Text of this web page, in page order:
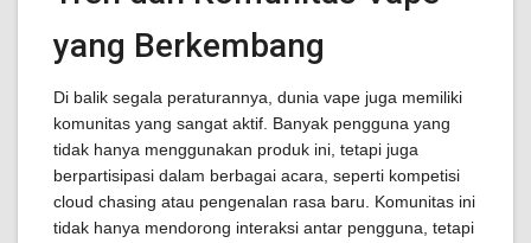
yang Berkembang
Di balik segala peraturannya, dunia vape juga memiliki
komunitas yang sangat aktif. Banyak pengguna yang
tidak hanya menggunakan produk ini, tetapi juga
berpartisipasi dalam berbagai acara, seperti kompetisi
cloud chasing atau pengenalan rasa baru. Komunitas ini
tidak hanya mendorong interaksi antar pengguna, tetapi